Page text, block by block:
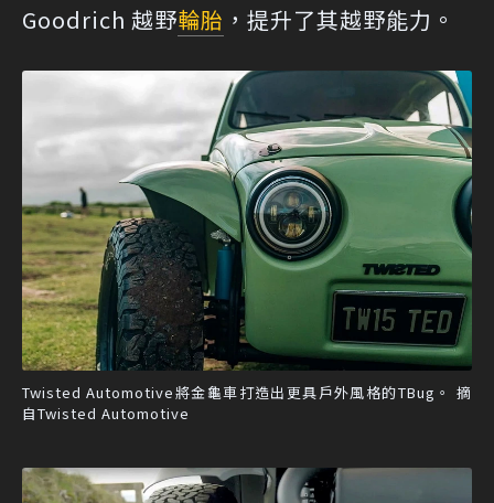
Goodrich 越野輪胎 ，提升了其越野能力。
Twisted Automotive將金龜車打造出更具戶外風格的TBug。 摘
自Twisted Automotive